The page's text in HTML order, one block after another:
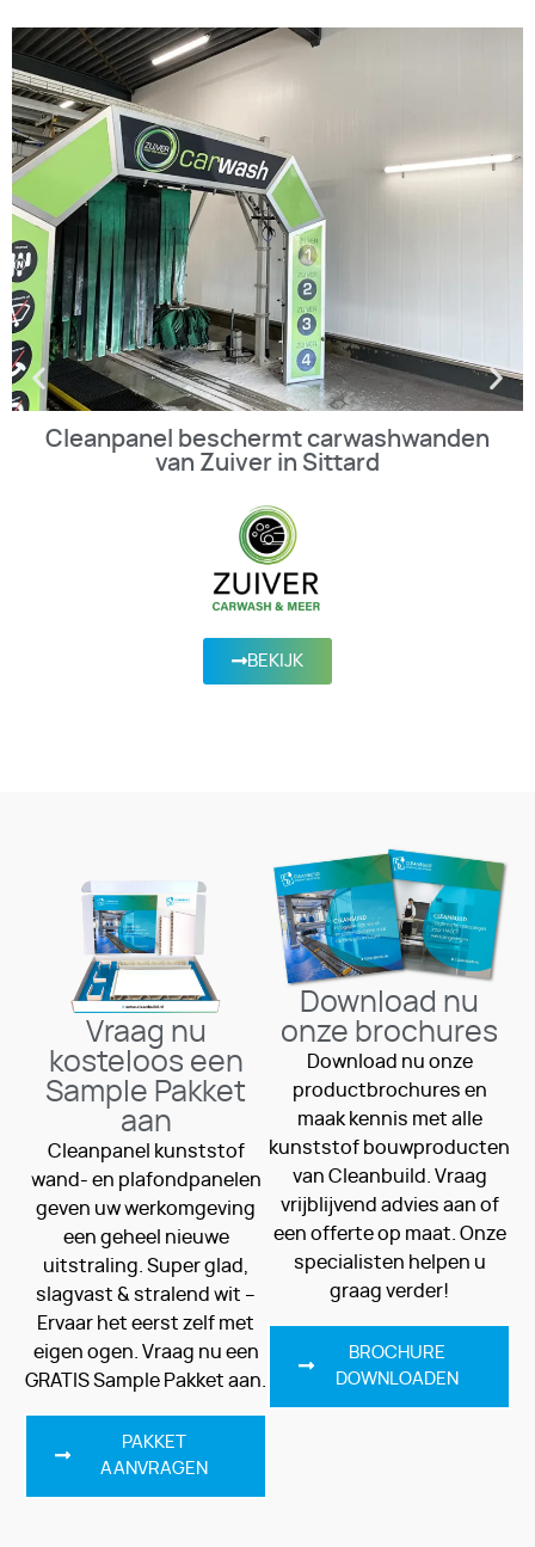
Cleanpanel beschermt carwashwanden
van Zuiver in Sittard
BEKIJK
Vraag nu
kosteloos een
Sample Pakket
aan
Cleanpanel kunststof
wand- en plafondpanelen
geven uw werkomgeving
een geheel nieuwe
uitstraling. Super glad,
slagvast & stralend wit –
Ervaar het eerst zelf met
eigen ogen. Vraag nu een
GRATIS Sample Pakket aan.
PAKKET
AANVRAGEN
Download nu
onze brochures
Download nu onze
productbrochures en
maak kennis met alle
kunststof bouwproducten
van Cleanbuild. Vraag
vrijblijvend advies aan of
een offerte op maat. Onze
specialisten helpen u
graag verder!
BROCHURE
DOWNLOADEN